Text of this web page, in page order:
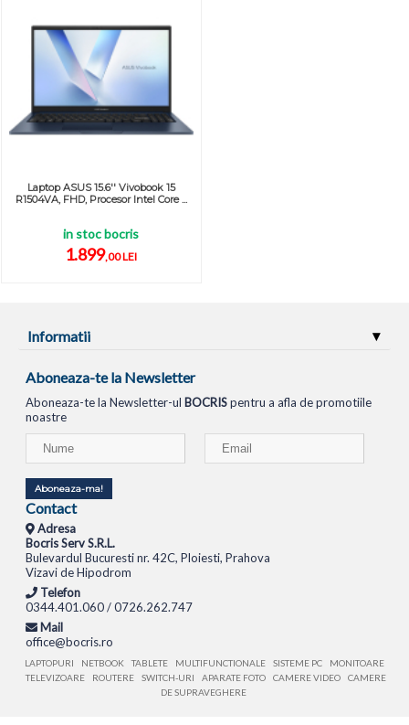
Laptop ASUS 15.6'' Vivobook 15
R1504VA, FHD, Procesor Intel Core ...
in stoc bocris
1.899,00 LEI
Informatii
Aboneaza-te la Newsletter
Aboneaza-te la Newsletter-ul BOCRISpentru a afla de promotiile
noastre
Aboneaza-ma!
Contact
Adresa
Bocris Serv S.R.L.
Bulevardul Bucuresti nr. 42C, Ploiesti, Prahova
Vizavi de Hipodrom
Telefon
0344.401.060 / 0726.262.747
Mail
office@bocris.ro
LAPTOPURI NETBOOK TABLETE MULTIFUNCTIONALE SISTEME PC
MONITOARE
TELEVIZOARE
ROUTERE SWITCH-URI APARATE FOTO CAMERE VIDEO
CAMERE
DE SUPRAVEGHERE